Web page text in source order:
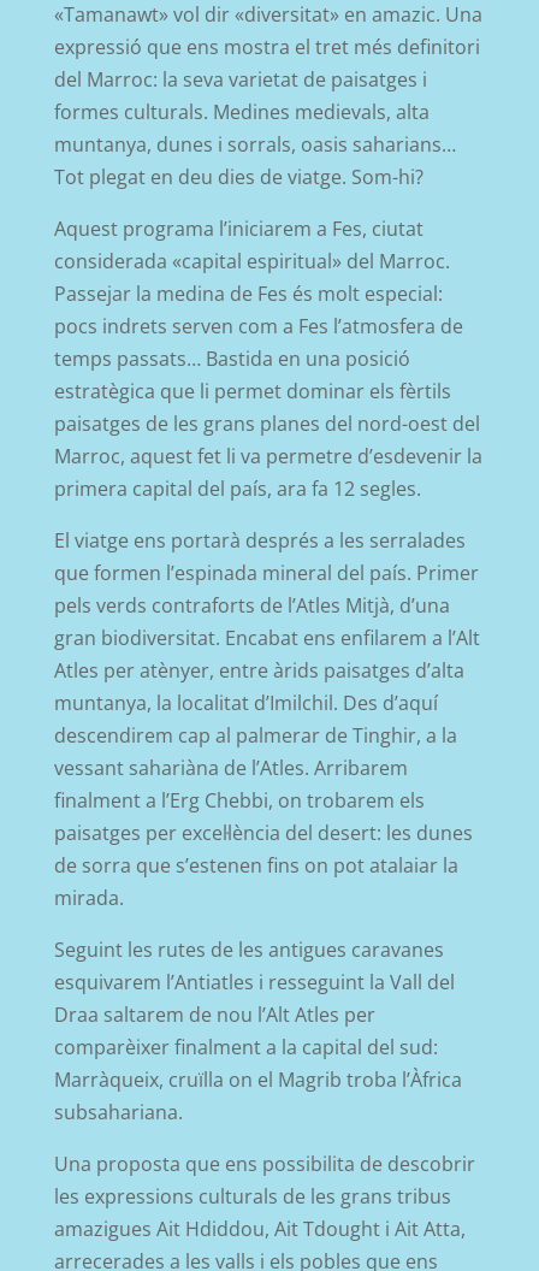
«Tamanawt» vol dir «diversitat» en amazic. Una
expressió que ens mostra el tret més definitori
del Marroc: la seva varietat de paisatges i
formes culturals. Medines medievals, alta
muntanya, dunes i sorrals, oasis saharians…
Tot plegat en deu dies de viatge. Som-hi?
Aquest programa l’iniciarem a Fes, ciutat
considerada «capital espiritual» del Marroc.
Passejar la medina de Fes és molt especial:
pocs indrets serven com a Fes l’atmosfera de
temps passats… Bastida en una posició
estratègica que li permet dominar els fèrtils
paisatges de les grans planes del nord-oest del
Marroc, aquest fet li va permetre d’esdevenir la
primera capital del país, ara fa 12 segles.
El viatge ens portarà després a les serralades
que formen l’espinada mineral del país. Primer
pels verds contraforts de l’Atles Mitjà, d’una
gran biodiversitat. Encabat ens enfilarem a l’Alt
Atles per atènyer, entre àrids paisatges d’alta
muntanya, la localitat d’Imilchil. Des d’aquí
descendirem cap al palmerar de Tinghir, a la
vessant sahariàna de l’Atles. Arribarem
finalment a l’Erg Chebbi, on trobarem els
paisatges per excel·lència del desert: les dunes
de sorra que s’estenen fins on pot atalaiar la
mirada.
Seguint les rutes de les antigues caravanes
esquivarem l’Antiatles i resseguint la Vall del
Draa saltarem de nou l’Alt Atles per
comparèixer finalment a la capital del sud:
Marràqueix, cruïlla on el Magrib troba l’Àfrica
subsahariana.
Una proposta que ens possibilita de descobrir
les expressions culturals de les grans tribus
amazigues Ait Hdiddou, Ait Tdought i Ait Atta,
arrecerades a les valls i els pobles que ens